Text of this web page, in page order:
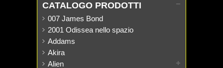
CATALOGO PRODOTTI
007 James Bond
2001 Odissea nello spazio
Addams
Akira
Alien